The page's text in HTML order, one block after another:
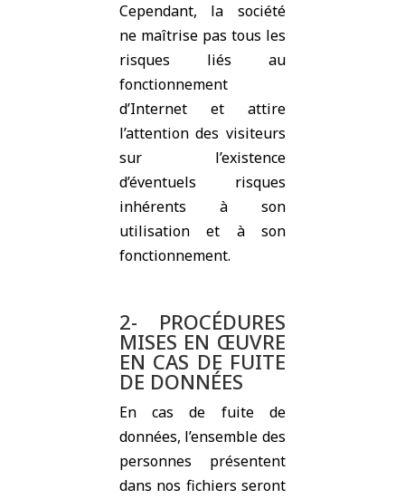
Cependant, la société
ne maîtrise pas tous les
risques liés au
fonctionnement
d’Internet et attire
l’attention des visiteurs
sur l’existence
d’éventuels risques
inhérents à son
utilisation et à son
fonctionnement.
2- PROCÉDURES
MISES EN ŒUVRE
EN CAS DE FUITE
DE DONNÉES
En cas de fuite de
données, l’ensemble des
personnes présentent
dans nos fichiers seront